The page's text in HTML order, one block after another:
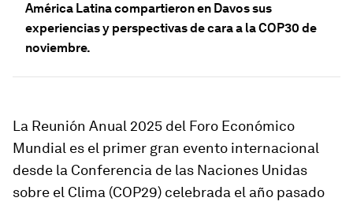
América Latina compartieron en Davos sus
experiencias y perspectivas de cara a la COP30 de
noviembre.
La Reunión Anual 2025 del Foro Económico
Mundial es el primer gran evento internacional
desde la Conferencia de las Naciones Unidas
sobre el Clima (COP29) celebrada el año pasado